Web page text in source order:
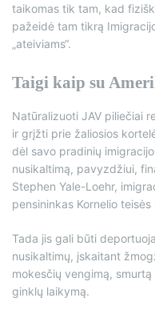
taikomas tik tam, kad
pažeidė tam tikrą
„ateiviams“.
Taigi kaip su
Natūralizuoti JAV piliečiai
ir grįžti prie žaliosios
dėl savo pradinių
nusikaltimą, pavyzdžiui,
Stephen Yale-Loehr,
pensininkas Kornelio
Tada jis gali būti
nusikaltimų, įskaitant
mokesčių vengimą,
ginklų laikymą.